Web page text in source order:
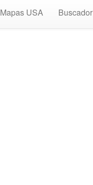
Mapas USA Buscador